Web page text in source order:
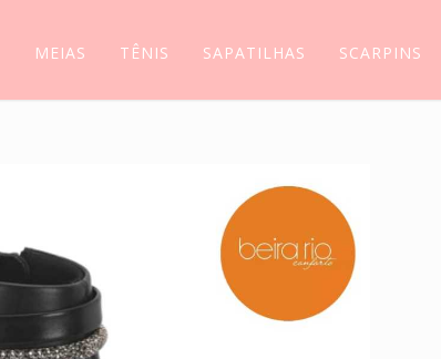
MEIAS TÊNIS SAPATILHAS SCARPINS